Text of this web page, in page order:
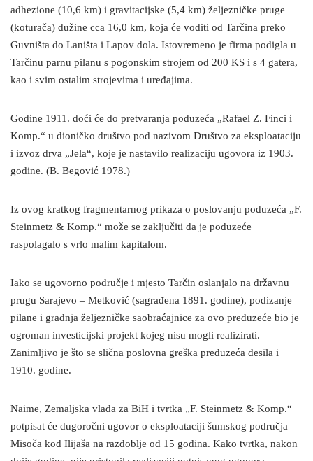
adhezione (10,6 km) i gravitacijske (5,4 km) željezničke pruge
(koturača) dužine cca 16,0 km, koja će voditi od Tarčina preko
Guvništa do Laništa i Lapov dola. Istovremeno je firma podigla u
Tarčinu parnu pilanu s pogonskim strojem od 200 KS i s 4 gatera,
kao i svim ostalim strojevima i uređajima.
Godine 1911. doći će do pretvaranja poduzeća „Rafael Z. Finci i
Komp.“ u dioničko društvo pod nazivom Društvo za eksploataciju
i izvoz drva „Jela“, koje je nastavilo realizaciju ugovora iz 1903.
godine. (B. Begović 1978.)
Iz ovog kratkog fragmentarnog prikaza o poslovanju poduzeća „F.
Steinmetz & Komp.“ može se zaključiti da je poduzeće
raspolagalo s vrlo malim kapitalom.
Iako se ugovorno područje i mjesto Tarčin oslanjalo na državnu
prugu Sarajevo – Metković (sagrađena 1891. godine), podizanje
pilane i gradnja željezničke saobraćajnice za ovo preduzeće bio je
ogroman investicijski projekt kojeg nisu mogli realizirati.
Zanimljivo je što se slična poslovna greška preduzeća desila i
1910. godine.
Naime, Zemaljska vlada za BiH i tvrtka „F. Steinmetz & Komp.“
potpisat će dugoročni ugovor o eksploataciji šumskog područja
Misoča kod Ilijaša na razdoblje od 15 godina. Kako tvrtka, nakon